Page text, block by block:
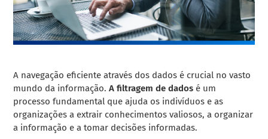
A navegação eficiente através dos dados é crucial no vasto
mundo da informação.A filtragem de dados é um
processo fundamental que ajuda os indivíduos e as
organizações a extrair conhecimentos valiosos, a organizar
a informação e a tomar decisões informadas.